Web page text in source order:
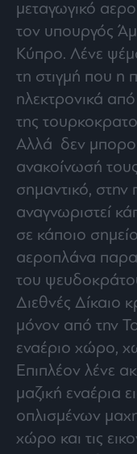
μεταγωγικό
τον υπουργός
Κύπρο. Λένε
τη στιγμή που η
ηλεκτρονικά
της
Αλλά δεν
ανακοίνωσή
σημαντικό,
αναγνωριστεί
σε κάποιο
αεροπλάνα
του
Διεθνές Δίκαιο
μόνον από την
εναέριο χώρο,
Επιπλέον λένε
μαζική εναέρια
οπλισμένων
χώρο και τις